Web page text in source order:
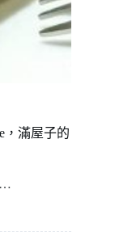
，滿屋子的
…